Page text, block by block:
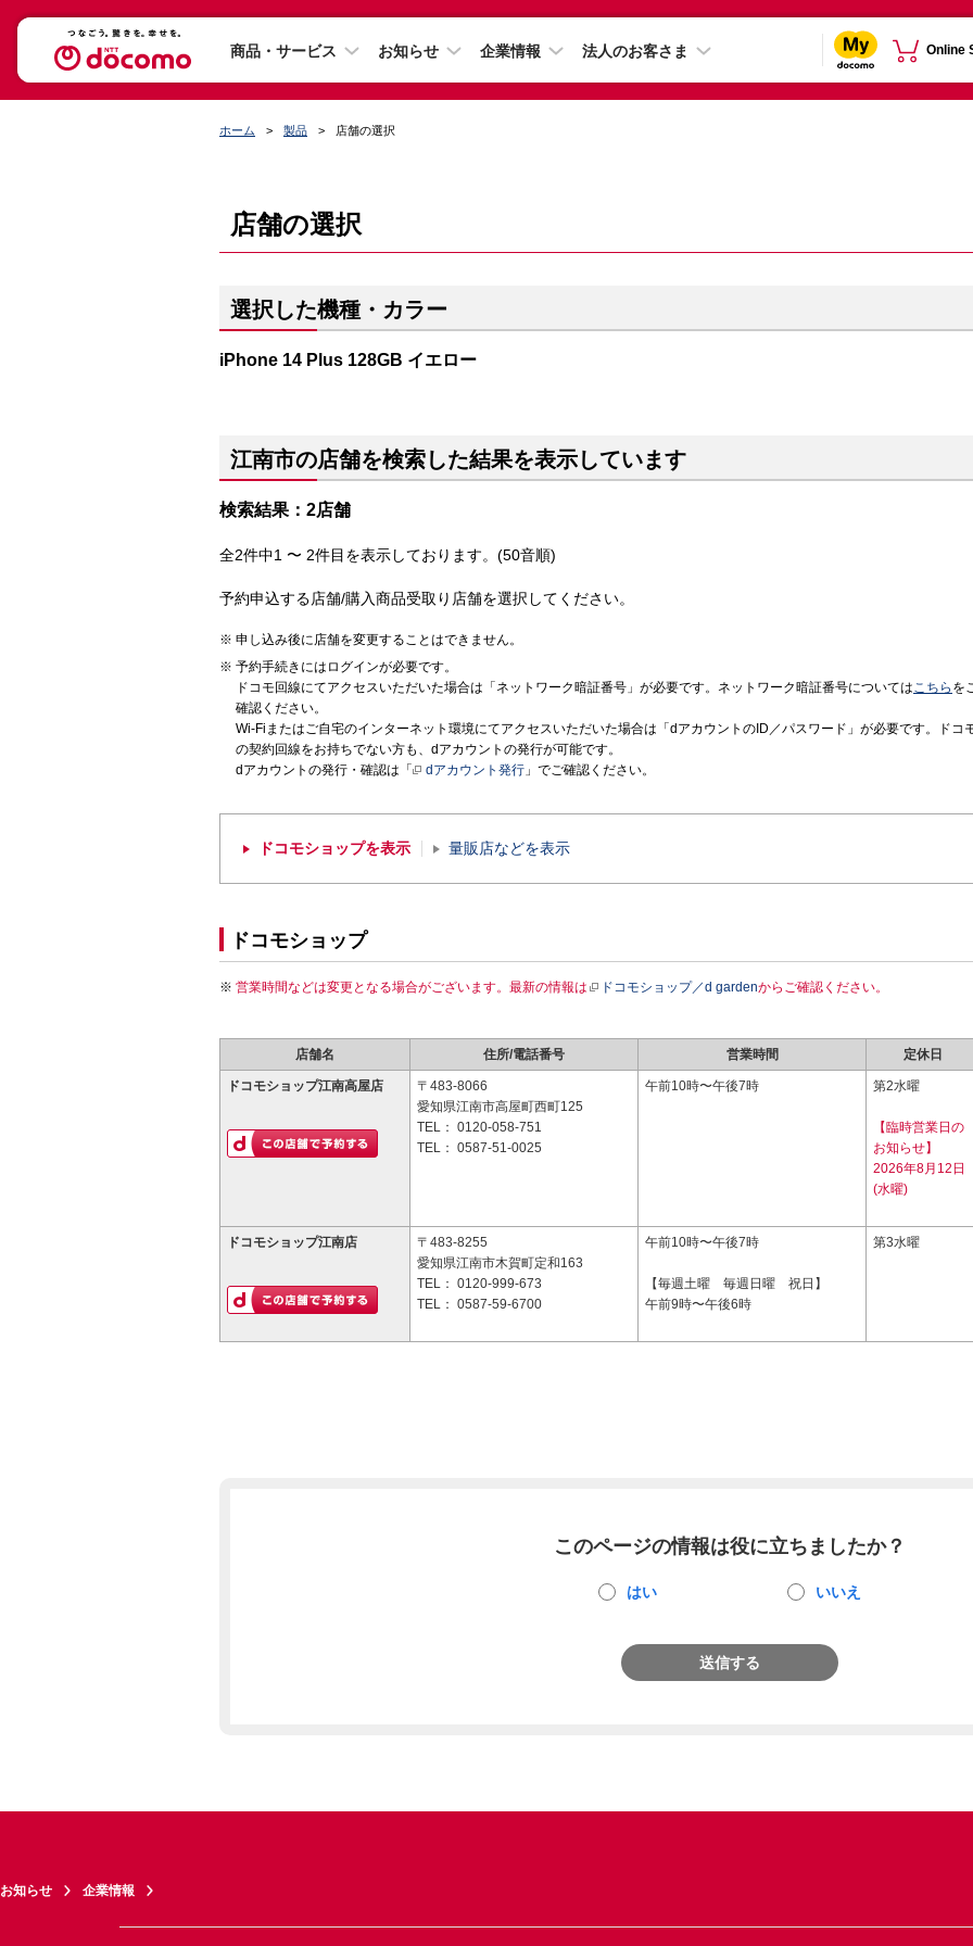
商品・サービス お知らせ 企業情報 法人のお客さま Online
ホーム 製品 店舗の選択
店舗の選択
選択した機種・カラー
iPhone 14 Plus 128GB イエロー
江南市の店舗を検索した結果を表示しています
検索結果：2店舗
全2件中1 〜 2件目を表示しております。(50音順)
予約申込する店舗/購入商品受取り店舗を選択してください。
申し込み後に店舗を変更することはできません。
予約手続きにはログインが必要です。
ドコモ回線にてアクセスいただいた場合は「ネットワーク暗証番号」が必要です。ネットワーク暗証番号についてはこちら を
確認ください。
Wi-Fiまたはご自宅のインターネット環境にてアクセスいただいた場合は「dアカウントのID／パスワード」が必要です。ドコ
の契約回線をお持ちでない方も、dアカウントの発行が可能です。
dアカウントの発行・確認は「
dアカウント発行 」でご確認ください。
ドコモショップを表示 量販店などを表示
ドコモショップ
営業時間などは変更となる場合がございます。最新の情報は ドコモショップ／d gardenからご確認ください。
店舗名 住所/電話番号 営業時間 定休日
ドコモショップ江南高屋店
〒483-8066
愛知県江南市高屋町西町125
TEL： 0120-058-751
TEL： 0587-51-0025
午前10時〜午後7時 第2水曜
【臨時営業日の
お知らせ】
2026年8月12日
(水曜)
ドコモショップ江南店
〒483-8255
愛知県江南市木賀町定和163
TEL： 0120-999-673
TEL： 0587-59-6700
午前10時〜午後7時
【毎週土曜 毎週日曜 祝日】
午前9時〜午後6時
第3水曜
このページの情報は役に立ちましたか？
はい いいえ
送信する
お知らせ 企業情報